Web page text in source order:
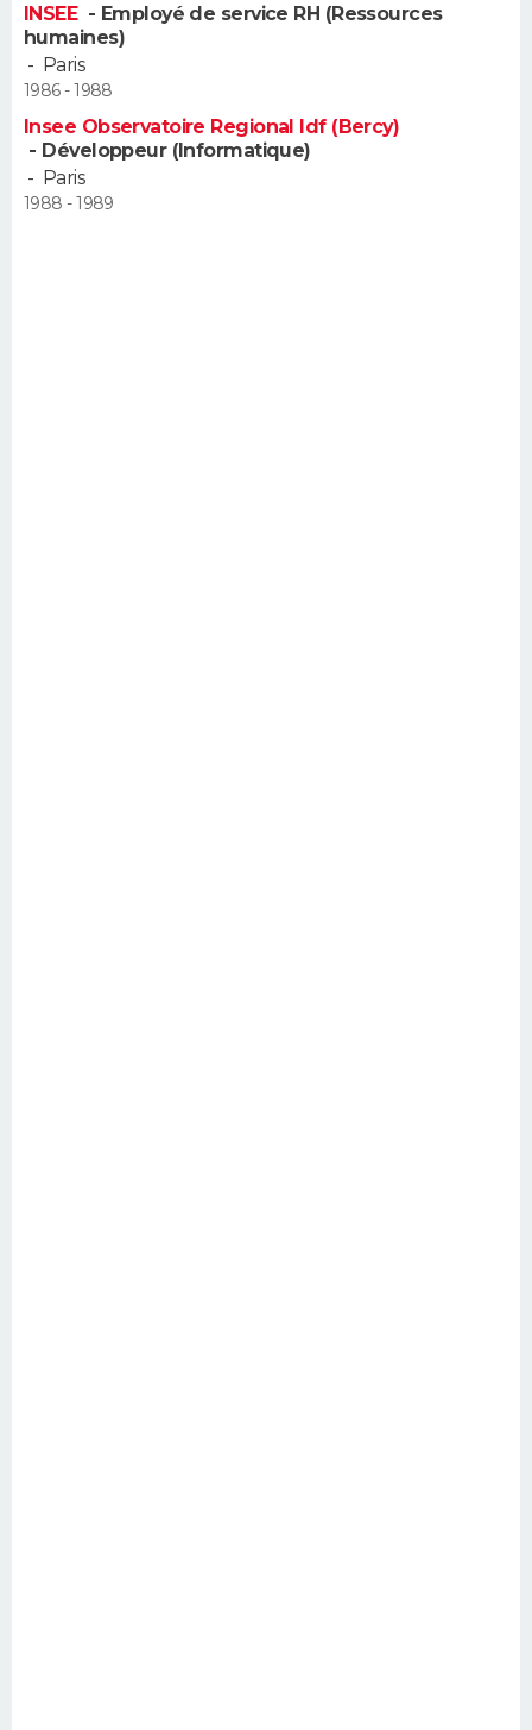
INSEE - Employé de service RH (Ressources
humaines)
- Paris
1986 - 1988
Insee Observatoire Regional Idf (Bercy)
- Développeur (Informatique)
- Paris
1988 - 1989